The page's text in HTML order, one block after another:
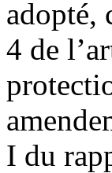
adopté,
4 de
I du